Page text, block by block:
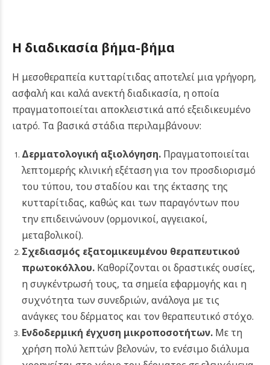
Η διαδικασία βήμα-βήμα
Η μεσοθεραπεία κυτταρίτιδας αποτελεί μια γρήγορη,
ασφαλή και καλά ανεκτή διαδικασία, η οποία
πραγματοποιείται αποκλειστικά από εξειδικευμένο
ιατρό. Τα βασικά στάδια περιλαμβάνουν:
Δερματολογική αξιολόγηση.Πραγματοποιείται
λεπτομερής κλινική εξέταση για τον προσδιορισμό
του τύπου, του σταδίου και της έκτασης της
κυτταρίτιδας, καθώς και των παραγόντων που
την επιδεινώνουν (ορμονικοί, αγγειακοί,
μεταβολικοί).
Σχεδιασμός εξατομικευμένου θεραπευτικού
πρωτοκόλλου.Καθορίζονται οι δραστικές ουσίες,
η συγκέντρωσή τους, τα σημεία εφαρμογής και η
συχνότητα των συνεδριών, ανάλογα με τις
ανάγκες του δέρματος και τον θεραπευτικό στόχο.
Ενδοδερμική έγχυση μικροποσοτήτων.Με τη
χρήση πολύ λεπτών βελονών, το ενέσιμο διάλυμα